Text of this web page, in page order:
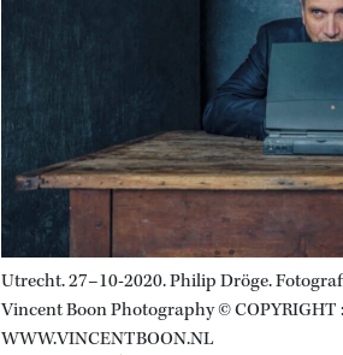
Utrecht. 27–10-2020. Philip Dröge.
Vincent Boon Photography © COPYRIGHT
WWW.VINCENTBOON.NL